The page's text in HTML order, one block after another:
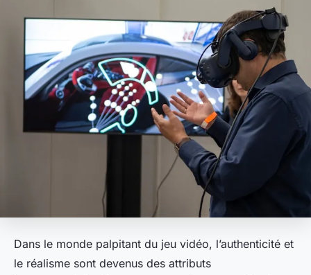
Dans le monde palpitant du jeu vidéo, l’authenticité et
le réalisme sont devenus des attributs